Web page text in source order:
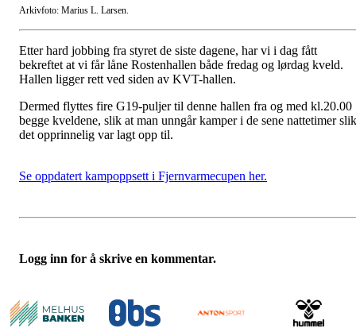
Arkivfoto: Marius L. Larsen.
Etter hard jobbing fra styret de siste dagene, har vi i dag fått
bekreftet at vi får låne Rostenhallen både fredag og lørdag kveld.
Hallen ligger rett ved siden av KVT-hallen.
Dermed flyttes fire G19-puljer til denne hallen fra og med kl.20.00
begge kveldene, slik at man unngår kamper i de sene nattetimer slik
det opprinnelig var lagt opp til.
Se oppdatert kampoppsett i Fjernvarmecupen her.
Logg inn for å skrive en kommentar.